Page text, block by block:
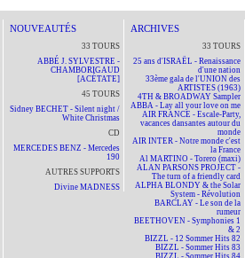
NOUVEAUTÉS
33 TOURS
ABBÉ J. SYLVESTRE -
CHAMBORIGAUD
[ACÉTATE]
45 TOURS
Sidney BECHET - Silent night /
White Christmas
CD
MERCEDES BENZ - Mercedes
190
AUTRES SUPPORTS
Divine MADNESS
ARCHIVES
33 TOURS
25 ans d'ISRAËL - Renaissance
d'une nation
33ème gala de l'UNION des
ARTISTES (1963)
4TH & BROADWAY Sampler
ABBA - Lay all your love on me
AIR FRANCE - Escale-Party,
vacances dansantes autour du
monde
AIR INTER - Notre monde c'est
la France
Al MARTINO - Torero (maxi)
ALAN PARSONS PROJECT -
The turn of a friendly card
ALPHA BLONDY & the Solar
System - Révolution
BARCLAY - Le son de la
rumeur
BEETHOVEN - Symphonies 1
& 2
BIZZL - 12 Sommer Hits 82
BIZZL - Sommer Hits 83
BIZZL - Sommer Hits 84